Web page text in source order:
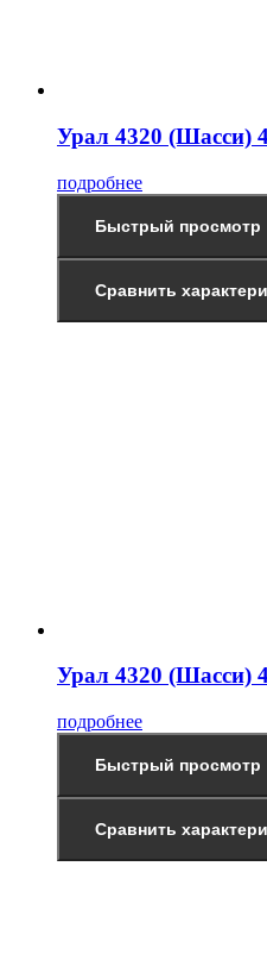
Урал 4320 (Шасси)
подробнее
Быстрый просмотр
Сравнить
Урал 4320 (Шасси)
подробнее
Быстрый просмотр
Сравнить